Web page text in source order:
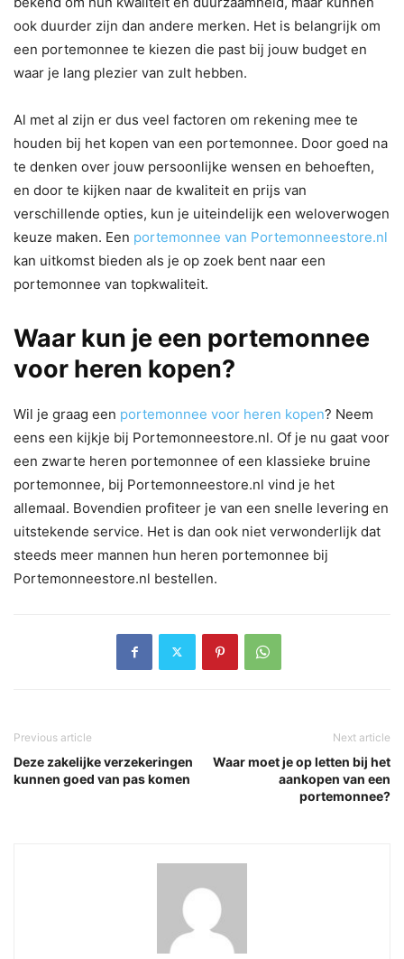
ook duurder zijn dan andere merken. Het is belangrijk om
een portemonnee te kiezen die past bij jouw budget en
waar je lang plezier van zult hebben.
Al met al zijn er dus veel factoren om rekening mee te
houden bij het kopen van een portemonnee. Door goed na
te denken over jouw persoonlijke wensen en behoeften,
en door te kijken naar de kwaliteit en prijs van
verschillende opties, kun je uiteindelijk een weloverwogen
keuze maken. Een portemonnee van Portemonneestore.nl
kan uitkomst bieden als je op zoek bent naar een
portemonnee van topkwaliteit.
Waar kun je een portemonnee
voor heren kopen?
Wil je graag een portemonnee voor heren kopen? Neem
eens een kijkje bij Portemonneestore.nl. Of je nu gaat voor
een zwarte heren portemonnee of een klassieke bruine
portemonnee, bij Portemonneestore.nl vind je het
allemaal. Bovendien profiteer je van een snelle levering en
uitstekende service. Het is dan ook niet verwonderlijk dat
steeds meer mannen hun heren portemonnee bij
Portemonneestore.nl bestellen.
Previous article
Deze zakelijke verzekeringen
kunnen goed van pas komen
Next article
Waar moet je op letten bij het
aankopen van een
portemonnee?